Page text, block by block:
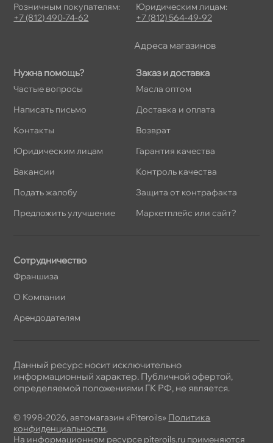
Нужна помощь?
Частые вопросы
Написать письмо
Контакты
Юридическим лицам
акансии
Подать жалобу
Предложить улучшение
Заказ и доставка
Масла оптом
Доставка и оплата
озврат
Гарантия качества
Контроль качества
Защита от контрафакта
Маркетплейс или сайт?
Сотрудничество
Франшиза
О Компании
Арендодателям
Розничным покупателям:
+7 (812) 490-74-62
Юридическим лицам:
+7 (812) 564-49-92
Адреса магазино
© 1998-2026, автомагазин «Piteroils» Политика
конфиденциальности,
На информационном ресурсе piteroils.ru применяются
Данный ресурс носит исключительно
информационный характер. Публичной офертой,
определяемой положениями ГК РФ, не является.